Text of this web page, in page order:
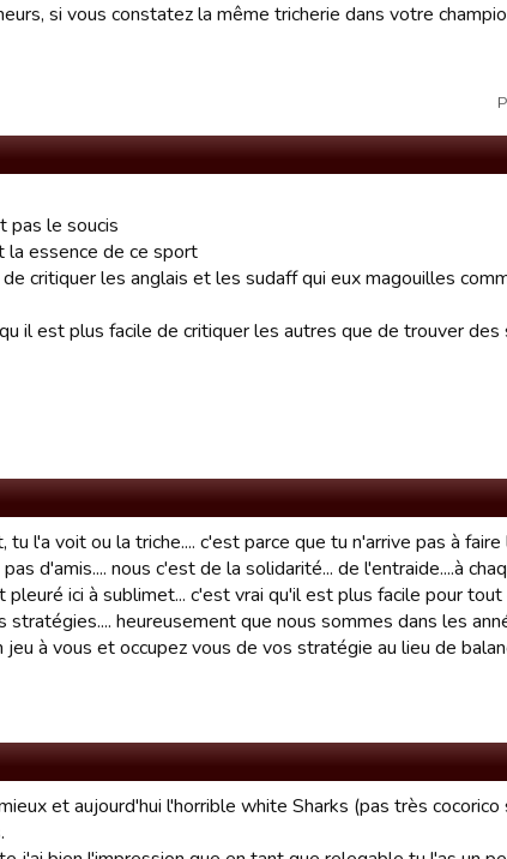
si vous constatez la même tricherie dans votre
pas le soucis
la essence de ce sport
critiquer les anglais et les sudaff qui eux magouilles
il est plus facile de critiquer les autres que de trouver des
tu l'a voit ou la triche.... c'est parce que tu n'arrive pas à
d'amis.... nous c'est de la solidarité... de l'entraide....à
pleuré ici à sublimet... c'est vrai qu'il est plus facile pour
stratégies.... heureusement que nous sommes dans les
jeu à vous et occupez vous de vos stratégie au lieu de
et aujourd'hui l'horrible white Sharks (pas très